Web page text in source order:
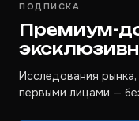
ПОДПИСКА
Премиум-
Исследования
первыми лицами —